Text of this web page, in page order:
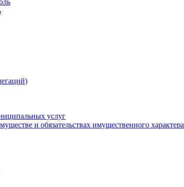
услуг
и обязательствах имущественного характера